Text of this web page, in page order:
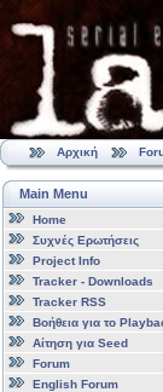
Αρχική
Main Menu
Home
Συχνές Ερωτήσεις
Project Info
Tracker - Downloads
Tracker RSS
Βοήθεια για το
Αίτηση για Seed
Forum
English Forum